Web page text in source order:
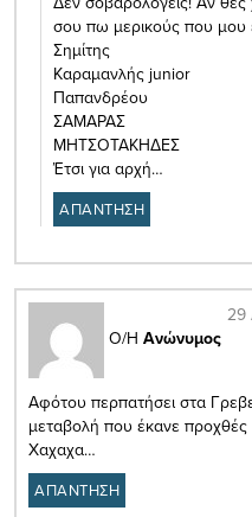
σου πω μερικούς που μου
Σημίτης
Καραμανλής junior
Παπανδρέου
ΣΑΜΑΡΑΣ
ΜΗΤΣΟΤΑΚΗΔΕΣ
Έτσι για αρχή…
ΑΠΑΝΤΗΣΗ
Ο/Η Ανώνυμος
29
Αφότου περπατήσει στα
μεταβολή που έκανε προχθές
Χαχαχα…
ΑΠΑΝΤΗΣΗ